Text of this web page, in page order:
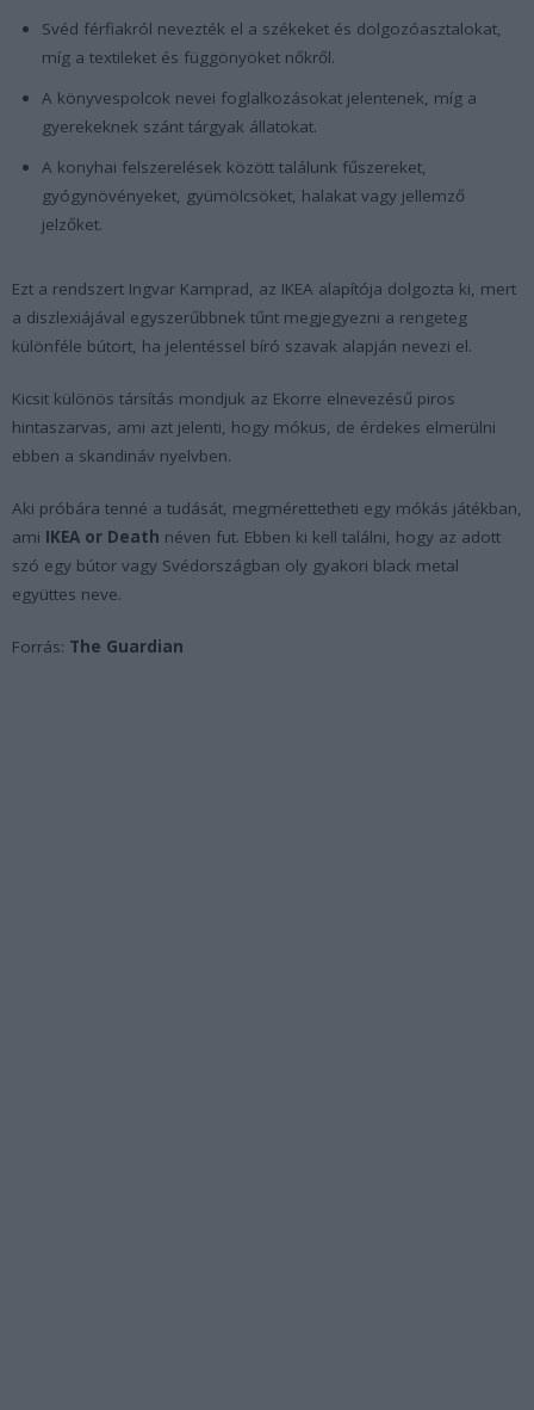
Svéd férfiakról nevezték el a székeket és dolgozóasztalokat,
míg a textileket és függönyöket nőkről.
A könyvespolcok nevei foglalkozásokat jelentenek, míg a
gyerekeknek szánt tárgyak állatokat.
A konyhai felszerelések között találunk fűszereket,
gyógynövényeket, gyümölcsöket, halakat vagy jellemző
jelzőket.
Ezt a rendszert Ingvar Kamprad, az IKEA alapítója dolgozta ki, mert
a diszlexiájával egyszerűbbnek tűnt megjegyezni a rengeteg
különféle bútort, ha jelentéssel bíró szavak alapján nevezi el.
Kicsit különös társítás mondjuk az Ekorre elnevezésű piros
hintaszarvas, ami azt jelenti, hogy mókus, de érdekes elmerülni
ebben a skandináv nyelvben.
Aki próbára tenné a tudását, megmérettetheti egy mókás játékban,
ami IKEA or Death néven fut. Ebben ki kell találni, hogy az adott
szó egy bútor vagy Svédországban oly gyakori black metal
együttes neve.
Forrás: The Guardian